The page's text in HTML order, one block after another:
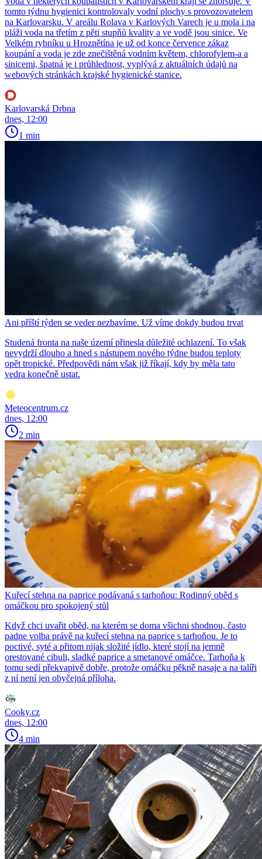
tomto týdnu hygienici kontrolovaly vodní plochy s provozovatelem
na Karlovarsku. V areálu Rolava v Karlových Varech je u mola i na
pláži voda na třetím z pěti stupňů kvality a ve vodě jsou sinice. Ve
Velkém rybníku u Hroznětína je už od konce července zákaz
koupání a voda je zde znečištěná vodním květem, chlorofylem-a a
sinicemi, špatná je i průhlednost, vyplývá z aktuálních údajů na
webových stránkách krajské hygienické stanice.
Karlovarská Drbna
dnes, 12:00
1 min
Ani příští týden se veder nezbavíme. Už víme dokdy budou trvat
Studená fronta na naše území přinesla důležité ochlazení. To však
nevydrží dlouho a hned s nástupem nového týdne budou teploty
opět tropické. Předpovědi nám však již říkají, kdy by měla tato
vedra konečně ustat.
Meteocentrum.cz
dnes, 12:00
2 min
Kuřecí stehna na paprice podávaná s tarhoňou: Rodinný oběd s
omáčkou pro spokojený stůl
Když chci uvařit oběd, na kterém se doma všichni shodnou, často
padne volba právě na kuřecí stehna na paprice s tarhoňou. Je to
poctivé, syté a přitom nijak složité jídlo, které stojí na jemně
orestované cibuli, sladké paprice a smetanové omáčce. Tarhoňa k
tomu sedí překvapivě dobře, protože omáčku pěkně nasaje a na talíři
z ní není jen obyčejná příloha.
Cooky.cz
dnes, 12:00
4 min